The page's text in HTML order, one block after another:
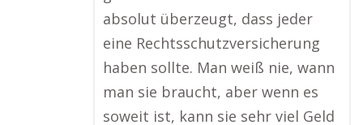
absolut überzeugt, dass jeder
eine Rechtsschutzversicherung
haben sollte. Man weiß nie, wann
man sie braucht, aber wenn es
soweit ist, kann sie sehr viel Geld